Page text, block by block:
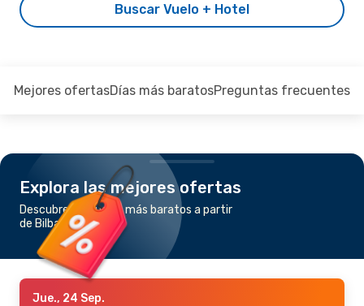
Buscar Vuelo + Hotel
Mejores ofertasDías más baratosPreguntas frecuentes
Explora las mejores ofertas
Descubre los vuelos más baratos a partir
de Bilbao a Oporto
Jue., 24 Sep.